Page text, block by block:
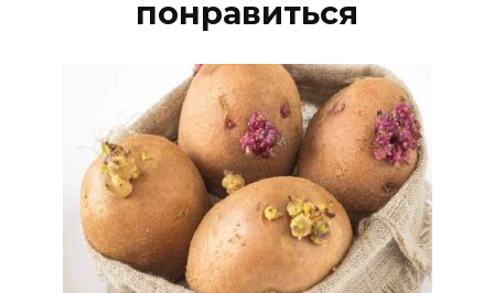
понравиться